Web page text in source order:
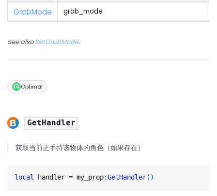
GrabMode grab_mode
See alsoSetGrabMode.
Optimal
GetHandler
获取当前正手持该物体的角色（如果存在）
local handler = my_prop:GetHandler( )